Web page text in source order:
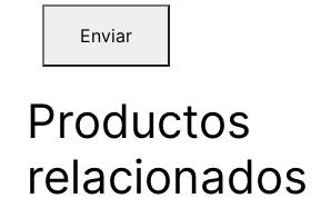
Productos
relacionados